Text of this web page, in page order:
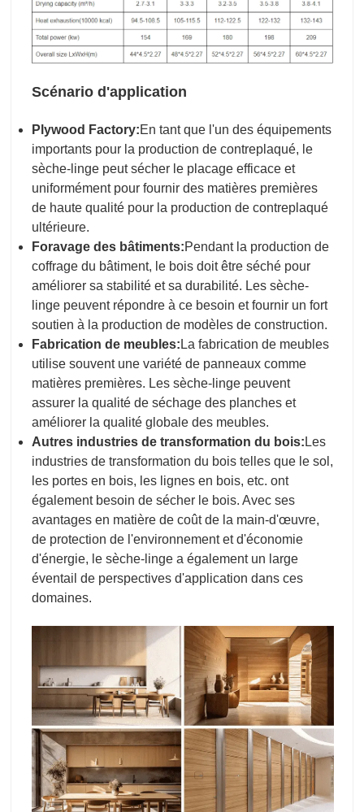
Scénario d'application
Plywood Factory:En tant que l'un des équipements
importants pour la production de contreplaqué, le
sèche-linge peut sécher le placage efficace et
uniformément pour fournir des matières premières
de haute qualité pour la production de contreplaqué
ultérieure.
Foravage des bâtiments:Pendant la production de
coffrage du bâtiment, le bois doit être séché pour
améliorer sa stabilité et sa durabilité. Les sèche-
linge peuvent répondre à ce besoin et fournir un fort
soutien à la production de modèles de construction.
Fabrication de meubles: La fabrication de meubles
utilise souvent une variété de panneaux comme
matières premières. Les sèche-linge peuvent
assurer la qualité de séchage des planches et
améliorer la qualité globale des meubles.
Autres industries de transformation du bois: Les
industries de transformation du bois telles que le sol,
les portes en bois, les lignes en bois, etc. ont
également besoin de sécher le bois. Avec ses
avantages en matière de coût de la main-d'œuvre,
de protection de l'environnement et d'économie
d'énergie, le sèche-linge a également un large
éventail de perspectives d'application dans ces
domaines.